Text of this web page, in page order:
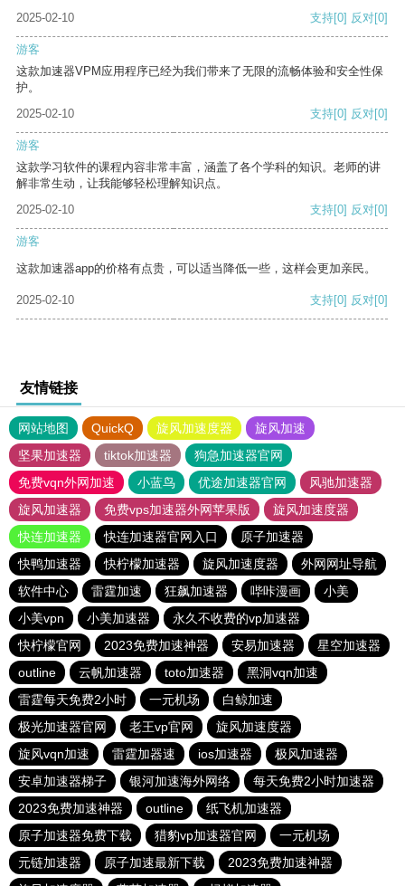
2025-02-10
支持[0] 反对[0]
游客
这款加速器VPM应用程序已经为我们带来了无限的流畅体验和安全性保
护。
2025-02-10
支持[0] 反对[0]
游客
这款学习软件的课程内容非常丰富，涵盖了各个学科的知识。老师的讲
解非常生动，让我能够轻松理解知识点。
2025-02-10
支持[0] 反对[0]
游客
这款加速器app的价格有点贵，可以适当降低一些，这样会更加亲民。
2025-02-10 支持[0] 反对[0]
友情链接
网站地图 QuickQ 旋风加速度器
旋风加速
坚果加速器
tiktok加速器
狗急加速器官网
免费vqn外网加速
小蓝鸟 优途加速器官网
风驰加速器
旋风加速器
免费vps加速器外网苹果版
旋风加速度器
快连加速器
快连加速器官网入口
原子加速器
快鸭加速器
快柠檬加速器 旋风加速度器
外网网址导航
软件中心
雷霆加速 狂飙加速器 哔咔漫画
小美
小美vpn
小美加速器
永久不收费的vp加速器
快柠檬官网
2023免费加速神器 安易加速器
星空加速器
outline
云帆加速器 toto加速器
黑洞vqn加速
雷霆每天免费2小时
一元机场
白鲸加速
极光加速器官网
老王vp官网
旋风加速度器
旋风vqn加速
雷霆加器速 ios加速器
极风加速器
安卓加速器梯子
银河加速海外网络
每天免费2小时加速器
2023免费加速神器
outline
纸飞机加速器
原子加速器免费下载
猎豹vp加速器官网
一元机场
元链加速器
原子加速最新下载
2023免费加速神器